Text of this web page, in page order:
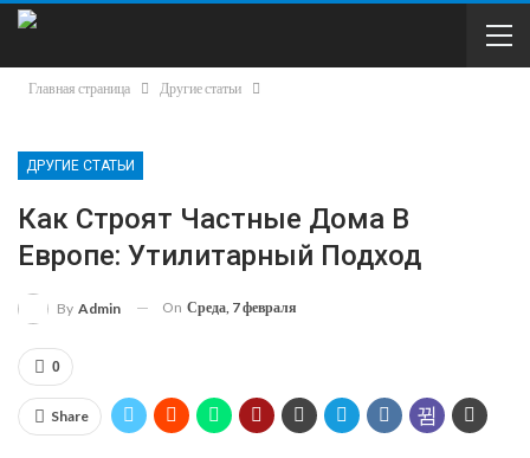
Главная страница Другие статьи
ДРУГИЕ СТАТЬИ
Как Строят Частные Дома В
Европе: Утилитарный Подход
By Admin On Среда, 7 февраля
0
Share